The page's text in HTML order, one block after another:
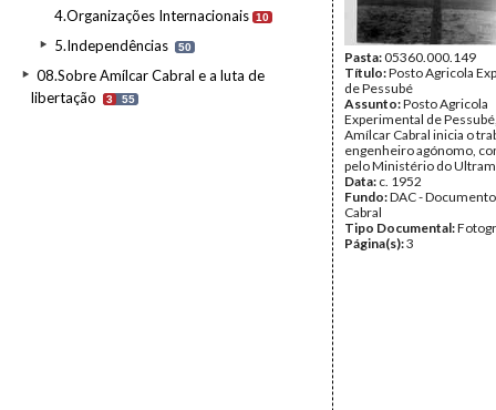
4.Organizações Internacionais 10
5.Independências 50
08.Sobre Amílcar Cabral e a luta de
libertação
3 55
Pasta:05360.000.149
Título:Posto Agricola
de Pessubé
Assunto:Posto Agricola
Experimental de
Amílcar Cabral inicia o
engenheiro agónomo,
pelo Ministério do
Data: c. 1952
Fundo:DAC -
Cabral
Tipo Documental:
Página(s):3